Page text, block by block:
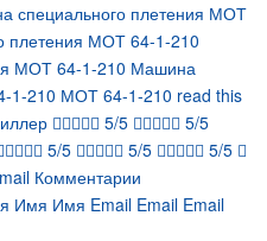
специального плетения МОТ
плетения МОТ 64-1-210
МОТ 64-1-210 Машина
1-210 МОТ 64-1-210 read this
 5/5  5/5
5/5  5/5  5/5 
Комментарии
Имя Имя Email Email Email